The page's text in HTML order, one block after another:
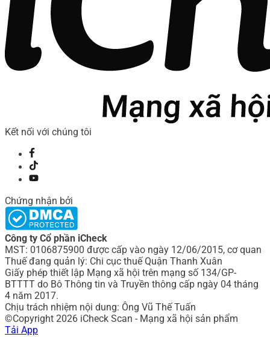
Kết nối với chúng tôi
Chứng nhận bởi
Công ty Cổ phần iCheck
MST: 0106875900 được cấp vào ngày 12/06/2015, cơ quan
Thuế đang quản lý: Chi cục thuế Quận Thanh Xuân
Giấy phép thiết lập Mạng xã hội trên mạng số 134/GP-
BTTTT do Bô Thông tin và Truyền thông cấp ngày 04 tháng
4 năm 2017.
Chịu trách nhiệm nội dung: Ông Vũ Thế Tuấn
©Copyright 2026 iCheck Scan - Mạng xã hội sản phẩm
Tải App